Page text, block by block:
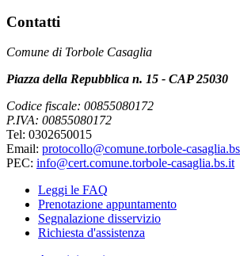
Contatti
Comune di Torbole Casaglia
Piazza della Repubblica n. 15 - CAP 25030
Codice fiscale: 00855080172
P.IVA: 00855080172
Tel: 0302650015
Email: protocollo@comune.torbole-
PEC: info@cert.comune.torbole-casaglia.bs.it
Leggi le FAQ
Prenotazione appuntamento
Segnalazione disservizio
Richiesta d'assistenza